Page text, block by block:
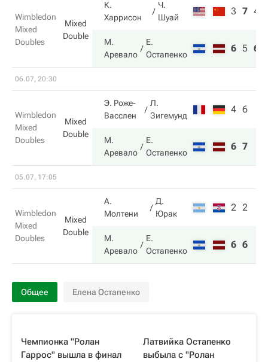
Wimbledon
Mixed
Doubles
Mixed
Double
К.
Харрисон
Ч.
Шуай
3 7 4
М.
Аревало
Е.
Остапенко
6 5 6
06.07, 20:30
Wimbledon
Mixed
Doubles
Mixed
Double
Э. Роже-
Васслен
Л.
Зигемунд
4 6
М.
Аревало
Е.
Остапенко
6 7
05.07, 17:05
Wimbledon
Mixed
Doubles
Mixed
Double
А.
Молтени
Д.
Юрак
2 2
М.
Аревало
Е.
Остапенко
6 6
Общее Елена Остапенко
Чемпионка "Ролан
Гаррос" вышла в финал
Латвийка Остапенко
выбыла с "Ролан